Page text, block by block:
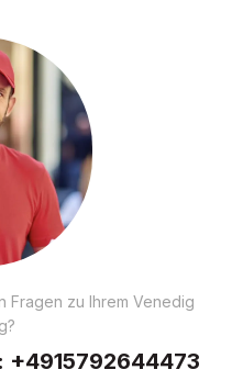
Fragen zu Ihrem Venedig
+4915792644473